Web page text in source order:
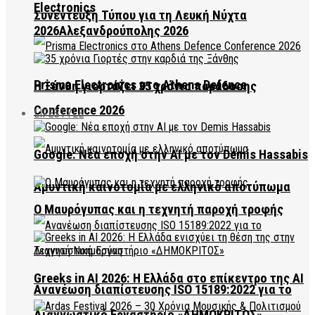
Electronics
Prisma Electronics στο Athens Defence
Conference 2026
Αμυντική καινοτομία με ελληνικό αποτύπωμα
Ανανέωση διαπίστευσης ISO 15189:2022 για το
Συνέντευξη Τύπου για τη Λευκή Νύχτα
2026Αλεξανδρούπολης 2026
Η Ξάνθη γιορτάζει 35 χρόνια παράδοσης
LIFESTYLE
Google: Νέα εποχή στην AI με τον Demis Hassabis
Ο Μαυρόγυπας και η τεχνητή παροχή τροφής
Greeks in AI 2026: Η Ελλάδα στο επίκεντρο της AI